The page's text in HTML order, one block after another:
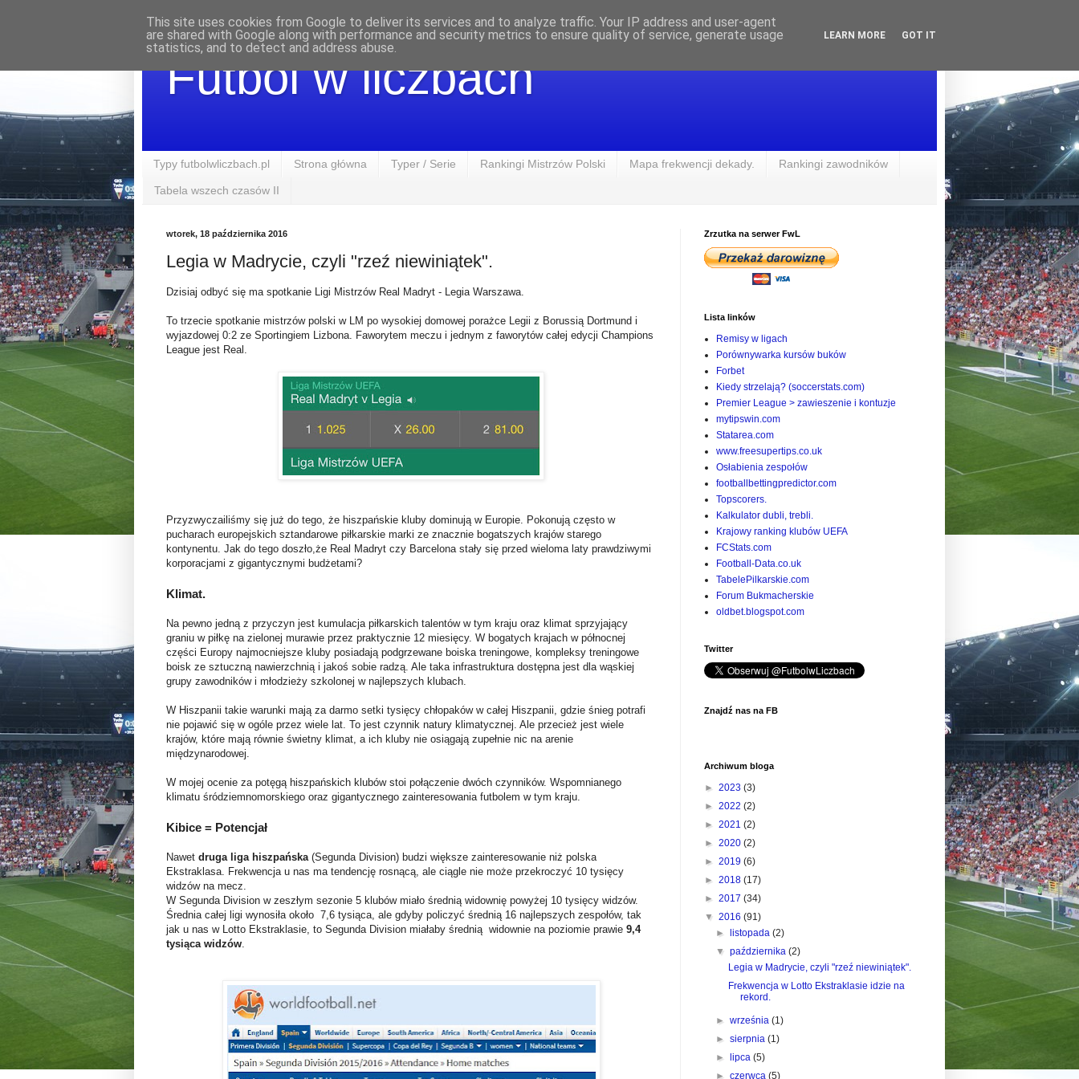
Futbol w liczbach
Typy futbolwliczbach.pl Strona główna Typer / Serie Rankingi Mistrzów Polski Mapa frekwencji dekady. Rankingi zawodników
Tabela wszech czasów II
wtorek, 18 października 2016
Legia w Madrycie, czyli "rzeź niewiniątek".
Dzisiaj odbyć się ma spotkanie Ligi Mistrzów Real Madryt - Legia Warszawa.
To trzecie spotkanie mistrzów polski w LM po wysokiej domowej porażce Legii z Borussią Dortmund i
wyjazdowej 0:2 ze Sportingiem Lizbona. Faworytem meczu i jednym z faworytów całej edycji Champions
League jest Real.
Przyzwyczailiśmy się już do tego, że hiszpańskie kluby dominują w Europie. Pokonują często w
pucharach europejskich sztandarowe piłkarskie marki ze znacznie bogatszych krajów starego
kontynentu. Jak do tego doszło,że Real Madryt czy Barcelona stały się przed wieloma laty prawdziwymi
korporacjami z gigantycznymi budżetami?
Klimat.
Na pewno jedną z przyczyn jest kumulacja piłkarskich talentów w tym kraju oraz klimat sprzyjający
graniu w piłkę na zielonej murawie przez praktycznie 12 miesięcy. W bogatych krajach w północnej
części Europy najmocniejsze kluby posiadają podgrzewane boiska treningowe, kompleksy treningowe
boisk ze sztuczną nawierzchnią i jakoś sobie radzą. Ale taka infrastruktura dostępna jest dla wąskiej
grupy zawodników i młodzieży szkolonej w najlepszych klubach.
W Hiszpanii takie warunki mają za darmo setki tysięcy chłopaków w całej Hiszpanii, gdzie śnieg potrafi
nie pojawić się w ogóle przez wiele lat. To jest czynnik natury klimatycznej. Ale przecież jest wiele
krajów, które mają równie świetny klimat, a ich kluby nie osiągają zupełnie nic na arenie
międzynarodowej.
W mojej ocenie za potęgą hiszpańskich klubów stoi połączenie dwóch czynników. Wspomnianego
klimatu śródziemnomorskiego oraz gigantycznego zainteresowania futbolem w tym kraju.
Kibice = Potencjał
Nawet druga liga hiszpańska(Segunda Division) budzi większe zainteresowanie niż polska
Ekstraklasa. Frekwencja u nas ma tendencję rosnącą, ale ciągle nie może przekroczyć 10 tysięcy
widzów na mecz.
W Segunda Division w zeszłym sezonie 5 klubów miało średnią widownię powyżej 10 tysięcy widzów.
Średnia całej ligi wynosiła około 7,6 tysiąca, ale gdyby policzyć średnią 16 najlepszych zespołów, tak
jak u nas w Lotto Ekstraklasie, to Segunda Division miałaby średnią widownie na poziomie prawie 9,4
tysiąca widzów.
Zrzutka na serwer FwL
Lista linków
Remisy w ligach
Porównywarka kursów buków
Forbet
Kiedy strzelają? (soccerstats.com)
Premier League > zawieszenie i kontuzje
mytipswin.com
Statarea.com
www.freesupertips.co.uk
Osłabienia zespołów
footballbettingpredictor.com
Topscorers.
Kalkulator dubli, trebli.
Krajowy ranking klubów UEFA
FCStats.com
Football-Data.co.uk
TabelePilkarskie.com
Forum Bukmacherskie
oldbet.blogspot.com
Twitter
Znajdź nas na FB
Archiwum bloga
► 2023 (3)
► 2022 (2)
► 2021 (2)
► 2020 (2)
► 2019 (6)
► 2018 (17)
► 2017 (34)
▼ 2016 (91)
►listopada(2)
▼października(2)
Legia w Madrycie, czyli "rzeź niewiniątek".
Frekwencja w Lotto Ekstraklasie idzie na
rekord.
►września(1)
►sierpnia(1)
►lipca(5)
►czerwca(5)
This site uses cookies from Google to deliver its services and to analyze traffic. Your IP address and user-agent
are shared with Google along with performance and security metrics to ensure quality of service, generate usage
statistics, and to detect and address abuse.
LEARN MORE GOT IT